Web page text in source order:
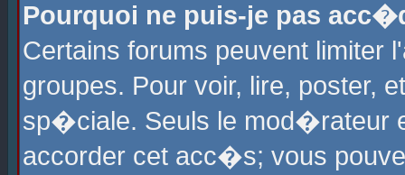
Pourquoi ne puis-je pas
Certains forums peuvent
groupes. Pour voir, lire, poster,
sp�ciale. Seuls le mod�rateur
accorder cet acc�s; vous